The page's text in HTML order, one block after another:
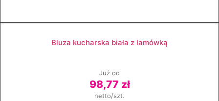
Bluza kucharska biała z lamówką
Już od
98,77 zł
netto/szt.